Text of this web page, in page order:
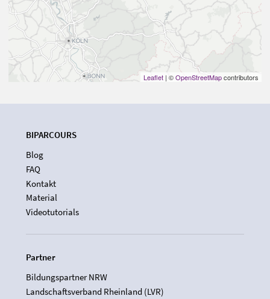
Leaflet | ©OpenStreetMapcontributors
BIPARCOURS
Blog
FAQ
Kontakt
Material
Videotutorials
Partner
Bildungspartner NRW
Landschaftsverband Rheinland (LVR)